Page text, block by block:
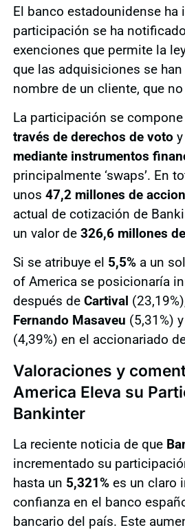
El banco estadounidense ha
participación se ha
exenciones que permite la
que las adquisiciones se
nombre de un cliente, que
La participación se compone
través de derechos de voto
mediante instrumentos
principalmente ‘swaps’. En
unos 47,2 millones de
actual de cotización de
un valor de 326,6 millones
Si se atribuye el 5,5%a un
of America se posicionaría
después de Cartival
Fernando Masaveu (5,31%)
(4,39%) en el accionariado
Valoraciones y
America Eleva su
Bankinter
La reciente noticia de que
incrementado su
hasta un 5,321%es un claro
confianza en el banco
bancario del país. Este